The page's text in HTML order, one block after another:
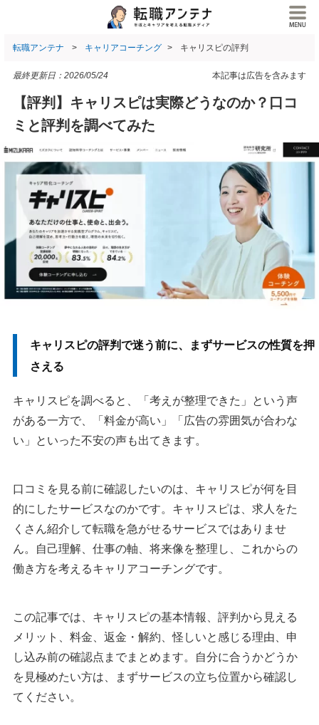
転職アンテナ キャリアコーチング キャリスピの評判
本記事は広告を含みます
最終更新日： 2026/05/24
【評判】キャリスピは実際どうなのか？口コ
ミと評判を調べてみた
キャリスピの評判で迷う前に、まずサービスの性質を押
さえる
キャリスピを調べると、「考えが整理できた」という声
がある一方で、「料金が高い」「広告の雰囲気が合わな
い」といった不安の声も出てきます。
口コミを見る前に確認したいのは、キャリスピが何を目
的にしたサービスなのかです。キャリスピは、求人をた
くさん紹介して転職を急がせるサービスではありませ
ん。自己理解、仕事の軸、将来像を整理し、これからの
働き方を考えるキャリアコーチングです。
この記事では、キャリスピの基本情報、評判から見える
メリット、料金、返金・解約、怪しいと感じる理由、申
し込み前の確認点までまとめます。自分に合うかどうか
を見極めたい方は、まずサービスの立ち位置から確認し
てください。